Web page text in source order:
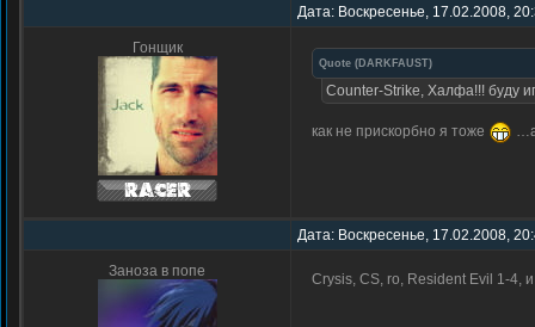
Дата: Воскресенье, 17.02.2008,
Гонщик
Quote ( DARKFAUST)
Counter-Strike, Халфа!!! буду
как не прискорбно я тоже
Дата: Воскресенье, 17.02.2008,
Заноза в попе Crysis, CS, ro, Resident Evil 1-4,